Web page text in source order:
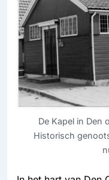
De Kapel in Den
Historisch